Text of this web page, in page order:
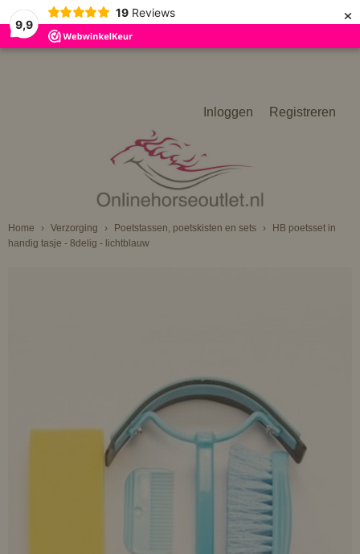
9,9
19 Reviews ×
Inloggen Registreren
Home › Verzorging › Poetstassen, poetskisten en sets ›
HB poetsset in
handig tasje - 8delig - lichtblauw